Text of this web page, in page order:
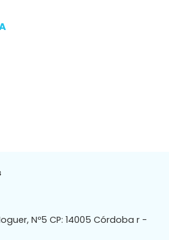
cliente
a 14 y 17 a 20.30 | Sábados de 10
y consejos.